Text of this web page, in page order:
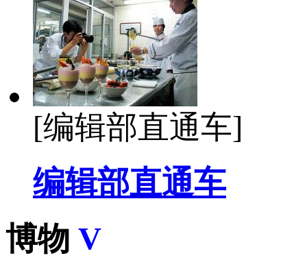
[编辑部直通车]
编辑部直通车
博物 V